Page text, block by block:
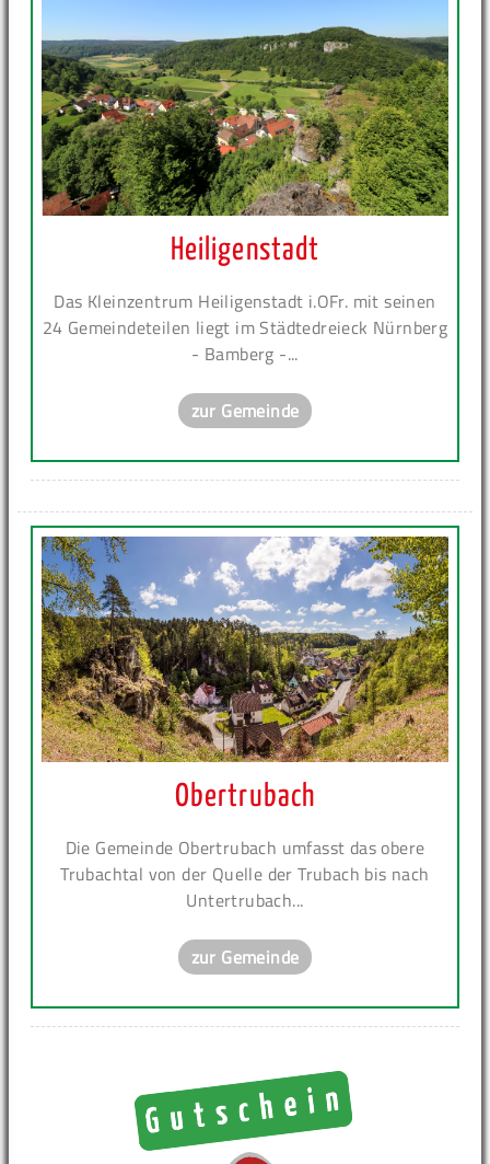
Heiligenstadt
Das Kleinzentrum Heiligenstadt i.OFr. mit seinen
24 Gemeindeteilen liegt im Städtedreieck Nürnberg
- Bamberg -...
zur Gemeinde
Obertrubach
Die Gemeinde Obertrubach umfasst das obere
Trubachtal von der Quelle der Trubach bis nach
Untertrubach...
zur Gemeinde